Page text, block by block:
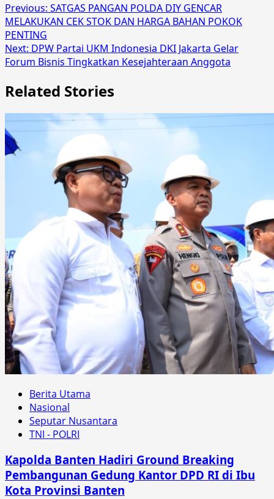
Previous: SATGAS PANGAN POLDA DIY GENCAR
MELAKUKAN CEK STOK DAN HARGA BAHAN POKOK
PENTING
Next: DPW Partai UKM Indonesia DKI Jakarta Gelar
Forum Bisnis Tingkatkan Kesejahteraan Anggota
Related Stories
Berita Utama
Nasional
Seputar Nusantara
TNI - POLRI
Kapolda Banten Hadiri Ground Breaking
Pembangunan Gedung Kantor DPD RI di Ibu
Kota Provinsi Banten